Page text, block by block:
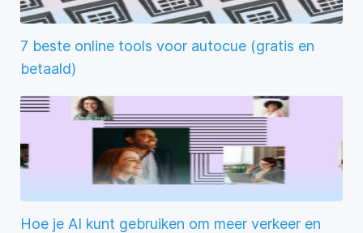
7 beste online tools voor autocue (gratis en
betaald)
Hoe je AI kunt gebruiken om meer verkeer en